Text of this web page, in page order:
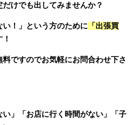
けでも出してみませんか？
い！」という方のために 「出張買
料ですのでお気軽にお問合わせ下さ
い」「お店に行く時間がない」「子